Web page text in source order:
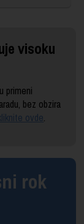
visoku
primeni
bez obzira
ovde.
rok